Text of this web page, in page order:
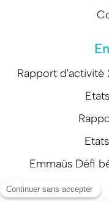
Rapport d'activité
Emmaüs Défi